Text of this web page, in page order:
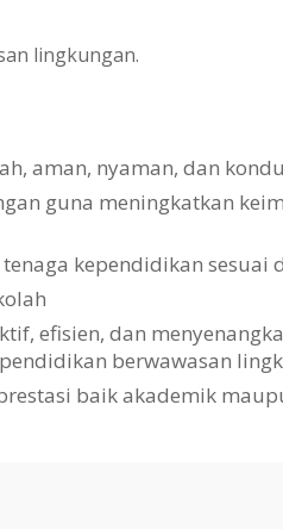
lingkungan.
aman, nyaman, dan
guna meningkatkan
kependidikan
efisien, dan
berwawasan
baik akademik